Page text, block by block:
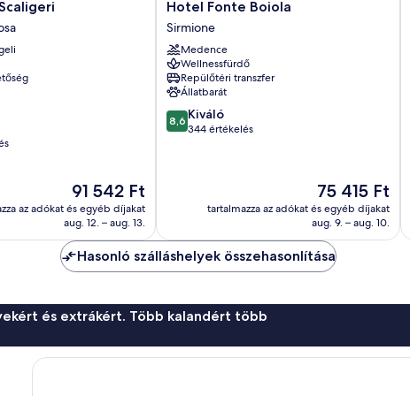
Az
ár
91 542 Ft
91 542 Ft
az adókat és egyéb díjakat
aug. 12. – aug. 13.
Hotel
Fonte
Boiola
Sirmione
Hotel Fonte Boiola
Sirmione
Medence
Wellnessfürdő
Repülőtéri transzfer
Állatbarát
8.6
ennyiből:
8,6 Kiváló
344 értékelés
Az
ár
75 415 Ft
75 415 Ft
tartalmazza az adókat és egyéb díjakat
aug. 9. – aug. 10.
Hasonló szálláshelyek összehasonlítása
és extrákért. Több kalandért több